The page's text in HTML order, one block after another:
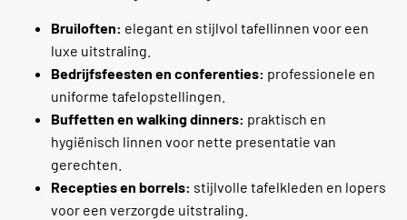
Bruiloften: elegant en stijlvol tafellinnen voor een
luxe uitstraling.
Bedrijfsfeesten en conferenties: professionele en
uniforme tafelopstellingen.
Buffetten en walking dinners: praktisch en
hygiënisch linnen voor nette presentatie van
gerechten.
Recepties en borrels: stijlvolle tafelkleden en lopers
voor een verzorgde uitstraling.